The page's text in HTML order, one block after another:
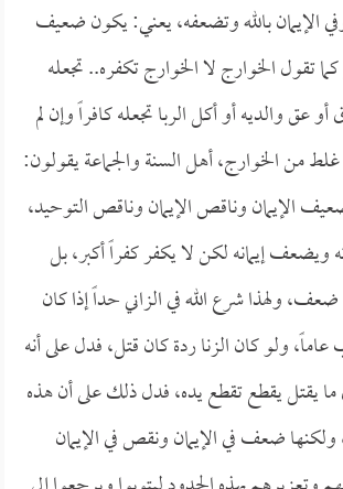
الإيمان بالله وتضعفه، يعني: يكون ضعيف
تقول الخوارج لا الخوارج تكفره.. تجعله
عق والديه أو أكل الربا تجعله كافراً وإن لم
من الخوارج، أهل السنة والجماعة يقولون:
الإيمان وناقص الإيمان وناقص التوحيد،
إيمانه لكن لا يكفر كفراً أكبر، بل
ولهذا شرع الله في الزاني حداً إذا كان
ولو كان الزنا ردة كان قتل، فدل على أنه
يقتل يقطع تقطع يده، فدل ذلك على أن هذه
ضعف في الإيمان ونقص في الإيمان